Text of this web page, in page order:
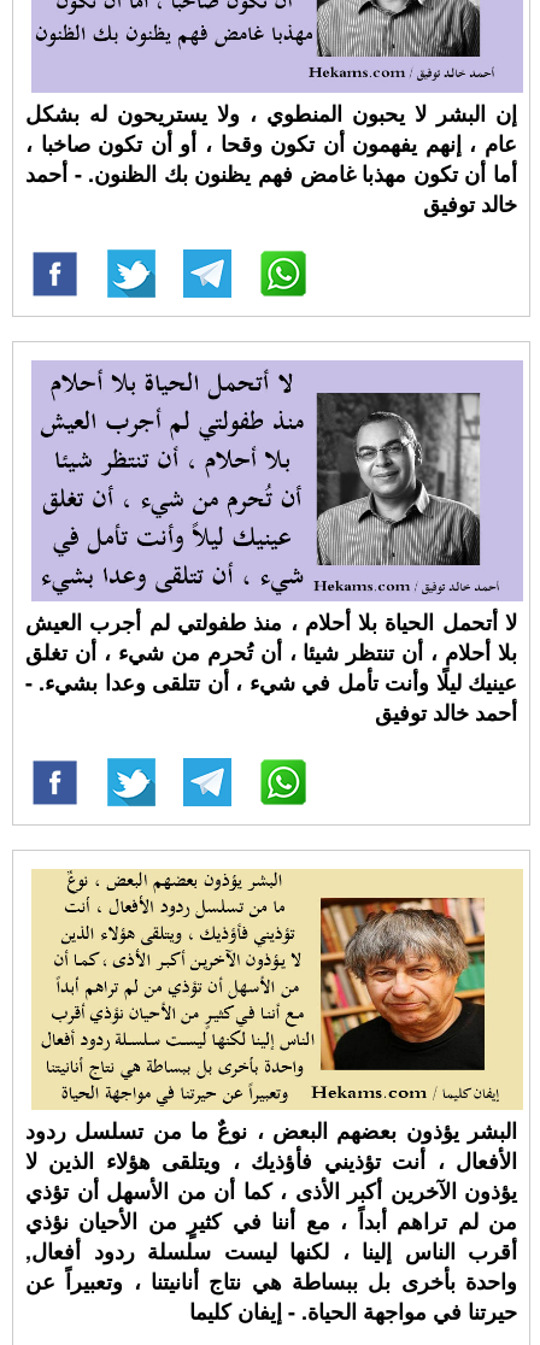
‏إن البشر لا يحبون المنطوي ، ولا يستريحون له بشكل
عام ، إنهم يفهمون أن تكون وقحا ، أو أن تكون صاخبا ،
أما أن تكون مهذبا غامض فهم يظنون بك الظنون. - أحمد
خالد توفيق
لا أتحمل الحياة بلا أحلام ، منذ طفولتي لم أجرب العيش
بلا أحلام ، أن تنتظر شيئا ، أن تُحرم من شيء ، أن تغلق
عينيك ليلًا وأنت تأمل في شيء ، أن تتلقى وعدا بشيء. -
أحمد خالد توفيق
البشر يؤذون بعضهم البعض ، نوعٌ ما من تسلسل ردود
اﻷفعال ، أنت تؤذيني فأؤذيك ، ويتلقى هؤلاء الذين لا
يؤذون اﻵخرين أكبر اﻷذى ، كما أن من اﻷسهل أن تؤذي
من لم تراهم أبداً ، مع أننا في كثيرٍ من اﻷحيان نؤذي
أقرب الناس إلينا ، لكنها ليست سلسلة ردود أفعال,
واحدة بأخرى بل ببساطة هي نتاج أنانيتنا ، وتعبيراً عن
حيرتنا في مواجهة الحياة. - إيفان كليما